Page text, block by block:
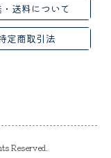
送料について
定商取引法
Reserved.